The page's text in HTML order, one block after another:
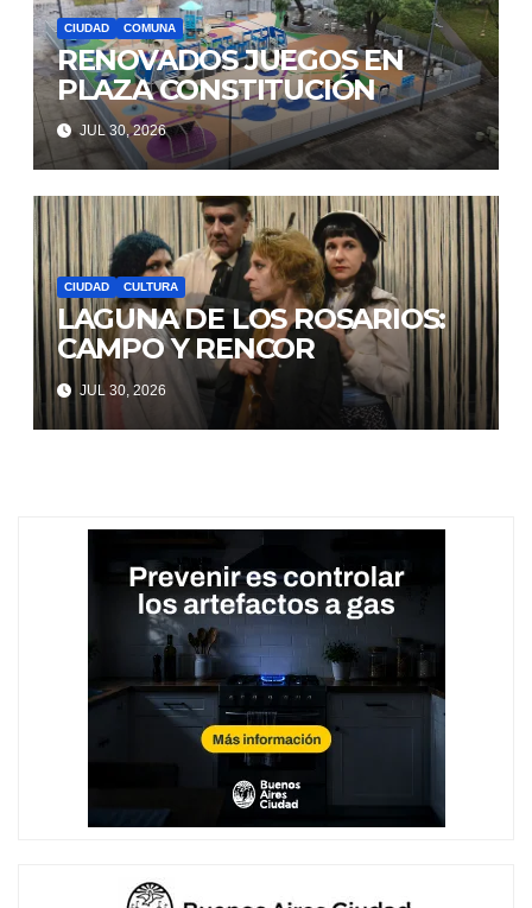
CIUDAD COMUNA
RENOVADOS JUEGOS EN
PLAZA CONSTITUCIÓN
JUL 30, 2026
CIUDAD CULTURA
LAGUNA DE LOS ROSARIOS:
CAMPO Y RENCOR
JUL 30, 2026